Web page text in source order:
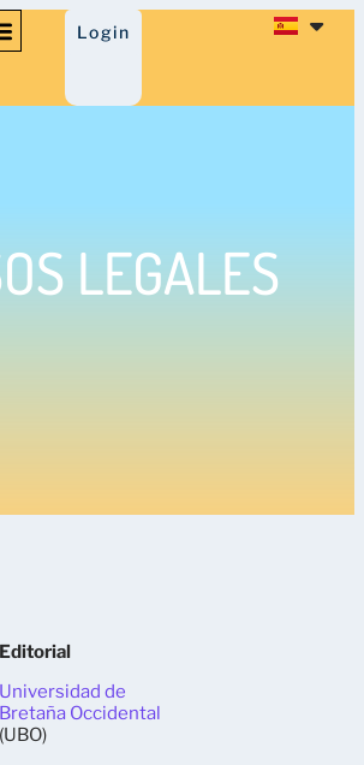
Login
LEGALES
Editorial
Universidad de
Bretaña Occidental
(UBO)